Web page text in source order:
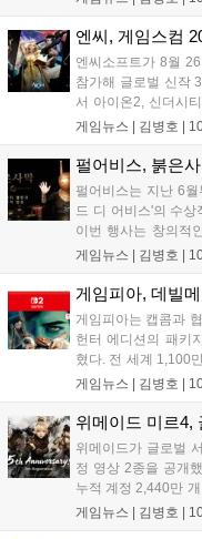
즈는 박지훈의 이미
다....
엔씨, 게임스컴
엔씨소프트가 8월
참가해 글로벌 신작
서 아이온2, 신더시
이틀이 발표될 예정
베일을 벗는다. 또한
관에 출품되어 글로
통해 전 세계 이용자
극대화할 계획이다....
게임뉴스 | 김병호
펄어비스, 붉은
펄어비스는 지난 6
드 디 어비스'의 수
이번 행사는 창의적
수상자들에게는 펄
인공 클리프의 여정
니다....
게임뉴스 | 김병호
게임피아, 데빌
게임피아는 캡콤과
헌터 에디션의 패키
혔다. 전 세계 1,100
한국어를 공식 지원
쇼핑몰에서 진행된다
게임뉴스 | 김병호
위메이드 미르4,
위메이드가 글로벌
정 영상 2종을 공개
누적 계정 2,440만
는 감사의 의미를 담
게임뉴스 | 김병호